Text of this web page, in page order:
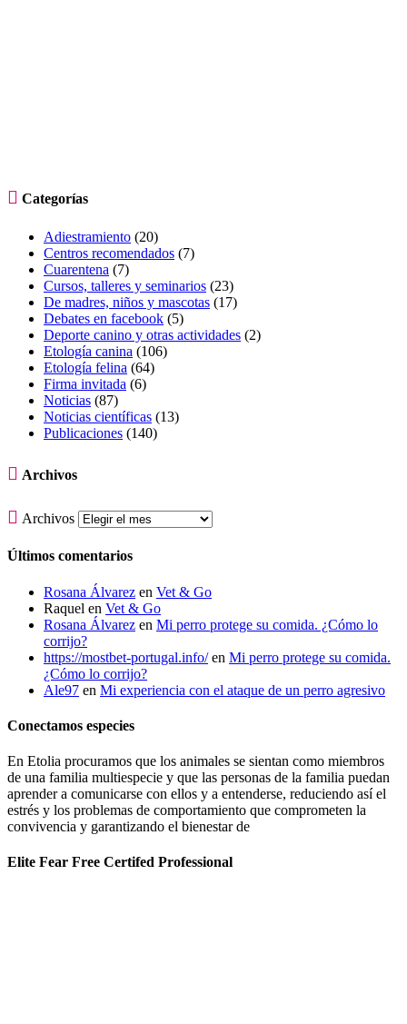
 Categorías
Adiestramiento (20)
Centros recomendados (7)
Cuarentena (7)
Cursos, talleres y seminarios (23)
De madres, niños y mascotas (17)
Debates en facebook (5)
Deporte canino y otras actividades (2)
Etología canina (106)
Etología felina (64)
Firma invitada (6)
Noticias (87)
Noticias científicas (13)
Publicaciones (140)
 Archivos
 Archivos
Últimos comentarios
Rosana Álvarez en Vet & Go
Raquel en Vet & Go
Rosana Álvarez en Mi perro protege su comida. ¿Cómo lo
corrijo?
https://mostbet-portugal.info/en Mi perro protege su comida.
¿Cómo lo corrijo?
Ale97 en Mi experiencia con el ataque de un perro agresivo
Conectamos especies
En Etolia procuramos que los animales se sientan como miembros
de una familia multiespecie y que las personas de la familia puedan
aprender a comunicarse con ellos y a entenderse, reduciendo así el
estrés y los problemas de comportamiento que comprometen la
convivencia y garantizando el bienestar de
Elite Fear Free Certifed Professional